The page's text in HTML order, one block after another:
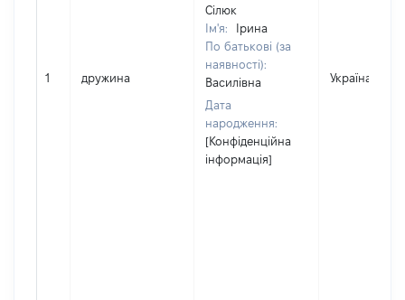
1 дружина
Сілюк
Ім'я:
Ірина
По батькові (за
наявності):
Василівна
Дата
народження:
[Конфіденційна
інформація]
Україна